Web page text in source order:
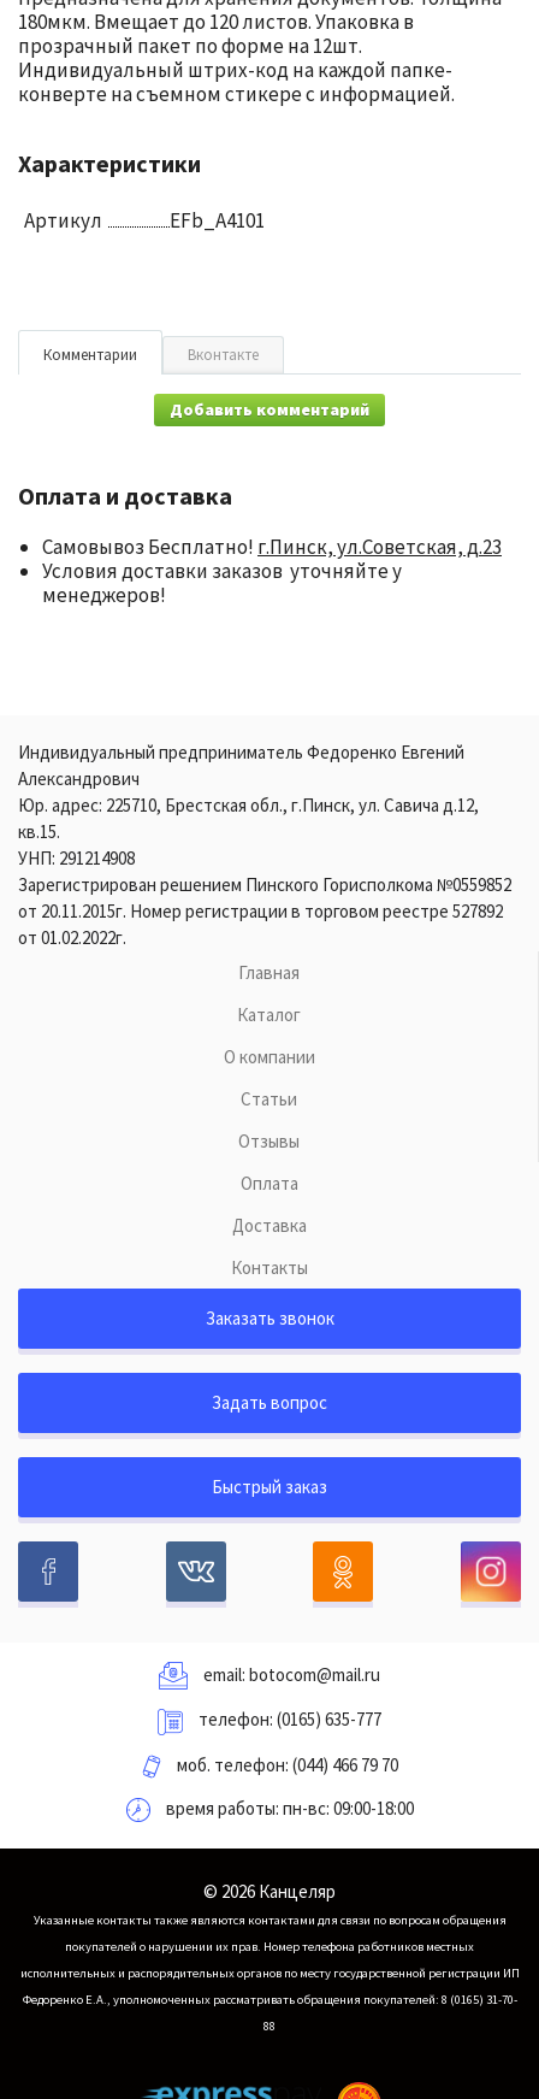
180мкм. Вмещает до 120 листов. Упаковка в
прозрачный пакет по форме на 12шт.
Индивидуальный штрих-код на каждой папке-
конверте на съемном стикере с информацией.
Характеристики
Артикул EFb_A4101
Комментарии Вконтакте
Добавить комментарий
Оплата и доставка
Самовывоз Бесплатно! г.Пинск, ул.Советская, д.23
Условия доставки заказов уточняйте у
менеджеров!
Индивидуальный предприниматель Федоренко Евгений
Александрович
Юр. адрес: 225710, Брестская обл., г.Пинск, ул. Савича д.12,
кв.15.
УНП: 291214908
Зарегистрирован решением Пинского Горисполкома №0559852
от 20.11.2015г. Номер регистрации в торговом реестре 527892
от 01.02.2022г.
Главная
Каталог
О компании
Статьи
Отзывы
Оплата
Доставка
Контакты
Заказать звонок
Задать вопрос
Быстрый заказ
email: botocom@mail.ru
телефон: (0165) 635-777
моб. телефон: (044) 466 79 70
время работы: пн-вс: 09:00-18:00
© 2026 Канцеляр
Указанные контакты также являются контактами для связи по вопросам обращения
покупателей о нарушении их прав. Номер телефона работников местных
исполнительных и распорядительных органов по месту государственной регистрации ИП
Федоренко Е.А., уполномоченных рассматривать обращения покупателей: 8 (0165) 31-70-
88